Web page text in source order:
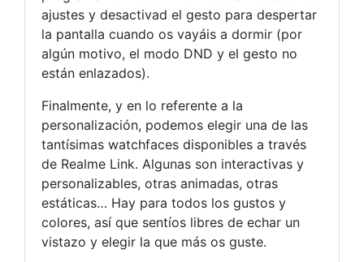
ajustes y desactivad el gesto para despertar
la pantalla cuando os vayáis a dormir (por
algún motivo, el modo DND y el gesto no
están enlazados).
Finalmente, y en lo referente a la
personalización, podemos elegir una de las
tantísimas watchfaces disponibles a través
de Realme Link. Algunas son interactivas y
personalizables, otras animadas, otras
estáticas… Hay para todos los gustos y
colores, así que sentíos libres de echar un
vistazo y elegir la que más os guste.